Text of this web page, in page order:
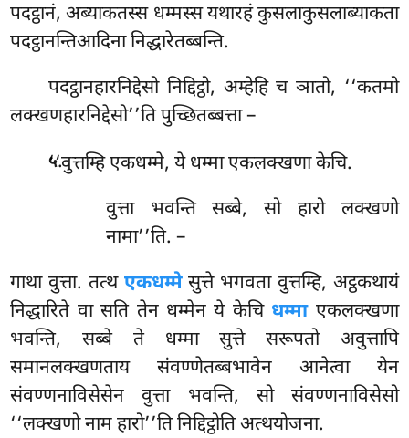
पदट्ठानं, अब्याकतस्स धम्मस्स यथारहं कुसलाकुसलाब्याकता
पदट्ठानन्तिआदिना निद्धारेतब्बन्ति.
पदट्ठानहारनिद्देसो निद्दिट्ठो, अम्हेहि च ञातो, ‘‘कतमो
लक्खणहारनिद्देसो’’ति पुच्छितब्बत्ता –
५.
‘‘वुत्तम्हि एकधम्मे, ये धम्मा एकलक्खणा केचि.
वुत्ता भवन्ति सब्बे, सो हारो लक्खणो
नामा’’ति. –
गाथा वुत्ता. तत्थ एकधम्मेसुत्ते भगवता वुत्तम्हि, अट्ठकथायं
निद्धारिते वा सति तेन धम्मेन ये केचि धम्माएकलक्खणा
भवन्ति, सब्बे ते धम्मा सुत्ते सरूपतो अवुत्तापि
समानलक्खणताय संवण्णेतब्बभावेन आनेत्वा येन
संवण्णनाविसेसेन वुत्ता भवन्ति, सो संवण्णनाविसेसो
‘‘लक्खणो नाम हारो’’ति निद्दिट्ठोति अत्थयोजना.